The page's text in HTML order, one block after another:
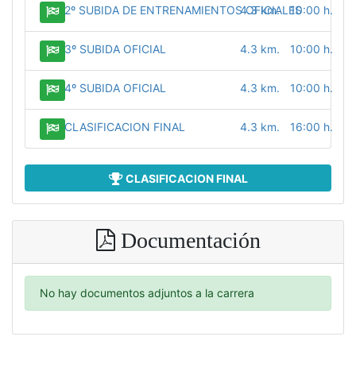
2º SUBIDA DE ENTRENAMIENTOS OFICIALES
4.3 km. 10:00 h.
3º SUBIDA OFICIAL 4.3 km. 10:00 h.
4º SUBIDA OFICIAL 4.3 km. 10:00 h.
CLASIFICACION FINAL 4.3 km. 16:00 h.
CLASIFICACION FINAL
Documentación
No hay documentos adjuntos a la carrera